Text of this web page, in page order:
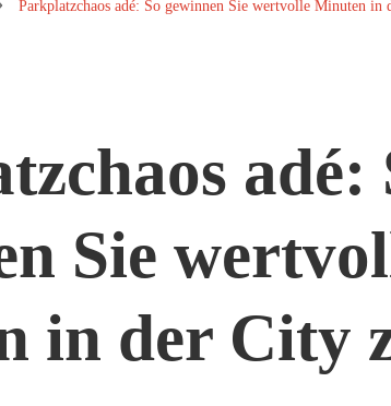
Parkplatzchaos adé: So gewinnen Sie wertvolle Minuten in
adé:
Sie
in der City